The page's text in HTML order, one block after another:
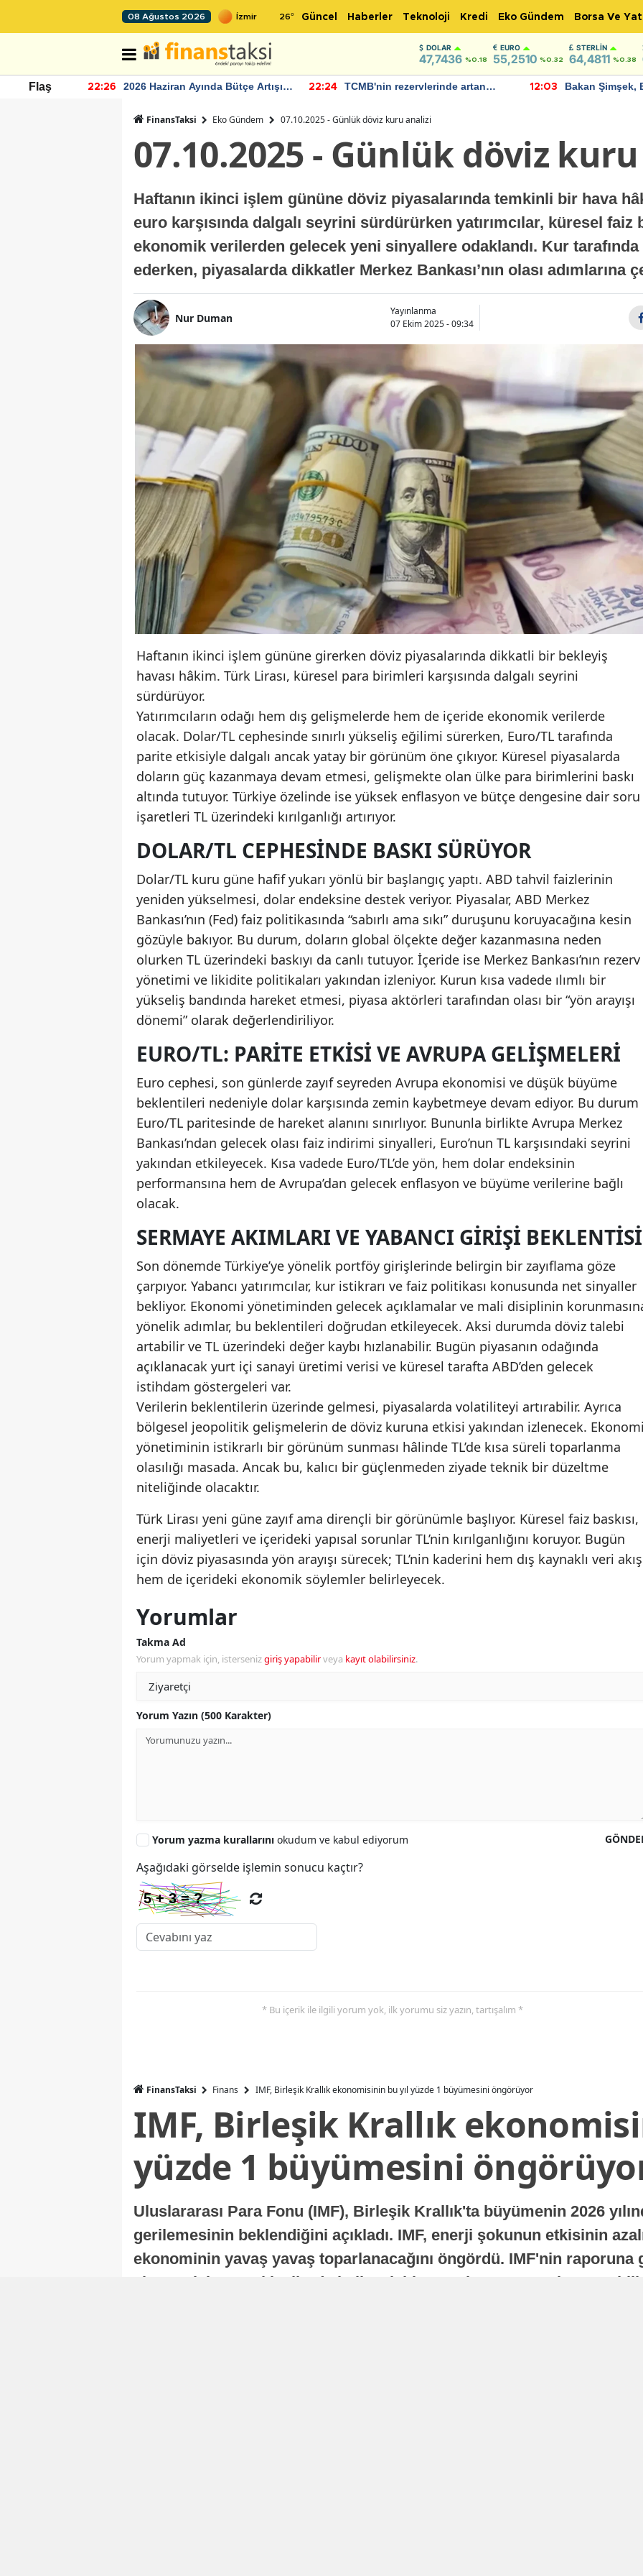
08 Ağustos 2026 26° Güncel Haberler Teknoloji Kredi Eko Gündem Borsa Ve
DOLAR
47,7436 %0.18
EURO
55,2510 %0.32
STERLIN
64,4811 %0.38
Flaş 22:26
2026 Haziran Ayında Bütçe Artışı
22:24
TCMB'nin rezervlerinde artan
12:03
Bakan Şimşek,
FinansTaksi Eko Gündem 07.10.2025 - Günlük döviz kuru analizi
07.10.2025 - Günlük döviz
Haftanın ikinci işlem gününe döviz piyasalarında temkinli bir hava
euro karşısında dalgalı seyrini sürdürürken yatırımcılar, küresel
ekonomik verilerden gelecek yeni sinyallere odaklandı. Kur tarafında
ederken, piyasalarda dikkatler Merkez Bankası’nın olası adımlarına
Nur Duman
Yayınlanma
07 Ekim 2025 - 09:34
Haftanın ikinci işlem gününe girerken döviz piyasalarında dikkatli bir bekleyiş
havası hâkim. Türk Lirası, küresel para birimleri karşısında dalgalı seyrini
sürdürüyor.
Yatırımcıların odağı hem dış gelişmelerde hem de içeride ekonomik verilerde
olacak. Dolar/TL cephesinde sınırlı yükseliş eğilimi sürerken, Euro/TL tarafında
parite etkisiyle dalgalı ancak yatay bir görünüm öne çıkıyor. Küresel piyasalarda
doların güç kazanmaya devam etmesi, gelişmekte olan ülke para birimlerini baskı
altında tutuyor. Türkiye özelinde ise yüksek enflasyon ve bütçe dengesine dair soru
işaretleri TL üzerindeki kırılganlığı artırıyor.
DOLAR/TL CEPHESINDE BASKI SÜRÜYOR
Dolar/TL kuru güne hafif yukarı yönlü bir başlangıç yaptı. ABD tahvil faizlerinin
yeniden yükselmesi, dolar endeksine destek veriyor. Piyasalar, ABD Merkez
Bankası’nın (Fed) faiz politikasında “sabırlı ama sıkı” duruşunu koruyacağına kesin
gözüyle bakıyor. Bu durum, doların global ölçekte değer kazanmasına neden
olurken TL üzerindeki baskıyı da canlı tutuyor. İçeride ise Merkez Bankası’nın rezerv
yönetimi ve likidite politikaları yakından izleniyor. Kurun kısa vadede ılımlı bir
yükseliş bandında hareket etmesi, piyasa aktörleri tarafından olası bir “yön arayışı
dönemi” olarak değerlendiriliyor.
EURO/TL: PARITE ETKISI VE AVRUPA GELIŞMELERI
Euro cephesi, son günlerde zayıf seyreden Avrupa ekonomisi ve düşük büyüme
beklentileri nedeniyle dolar karşısında zemin kaybetmeye devam ediyor. Bu durum
Euro/TL paritesinde de hareket alanını sınırlıyor. Bununla birlikte Avrupa Merkez
Bankası’ndan gelecek olası faiz indirimi sinyalleri, Euro’nun TL karşısındaki seyrini
yakından etkileyecek. Kısa vadede Euro/TL’de yön, hem dolar endeksinin
performansına hem de Avrupa’dan gelecek enflasyon ve büyüme verilerine bağlı
olacak.
SERMAYE AKIMLARI VE YABANCI GIRIŞI BEKLENTISI
Son dönemde Türkiye’ye yönelik portföy girişlerinde belirgin bir zayıflama göze
çarpıyor. Yabancı yatırımcılar, kur istikrarı ve faiz politikası konusunda net sinyaller
bekliyor. Ekonomi yönetiminden gelecek açıklamalar ve mali disiplinin
yönelik adımlar, bu beklentileri doğrudan etkileyecek. Aksi durumda döviz talebi
artabilir ve TL üzerindeki değer kaybı hızlanabilir. Bugün piyasanın odağında
açıklanacak yurt içi sanayi üretimi verisi ve küresel tarafta ABD’den gelecek
istihdam göstergeleri var.
Verilerin beklentilerin üzerinde gelmesi, piyasalarda volatiliteyi artırabilir. Ayrıca
bölgesel jeopolitik gelişmelerin de döviz kuruna etkisi yakından izlenecek.
yönetiminin istikrarlı bir görünüm sunması hâlinde TL’de kısa süreli toparlanma
olasılığı masada. Ancak bu, kalıcı bir güçlenmeden ziyade teknik bir düzeltme
niteliğinde olacaktır.
Türk Lirası yeni güne zayıf ama dirençli bir görünümle başlıyor. Küresel faiz baskısı,
enerji maliyetleri ve içerideki yapısal sorunlar TL’nin kırılganlığını koruyor. Bugün
için döviz piyasasında yön arayışı sürecek; TL’nin kaderini hem dış kaynaklı veri
hem de içerideki ekonomik söylemler belirleyecek.
Yorumlar
Takma Ad
Yorum yapmak için, istersenizgiriş yapabilirveya kayıt olabilirsiniz.
Yorum Yazın (500 Karakter)
Yorum yazma kurallarını okudum ve kabul ediyorum
Aşağıdaki görselde işlemin sonucu kaçtır?
* Bu içerik ile ilgili yorum yok, ilk yorumu siz yazın, tartışalım *
FinansTaksi Finans IMF, Birleşik Krallık ekonomisinin bu yıl yüzde 1 büyümesini öngörüyor
IMF, Birleşik Krallık
yüzde 1 büyümesini
Uluslararası Para Fonu (IMF), Birleşik Krallık'ta büyümenin 2026
gerilemesinin beklendiğini açıkladı. IMF, enerji şokunun etkisinin
ekonominin yavaş yavaş toparlanacağını öngördü. IMF'nin raporuna
ekonomisi, sonraki yıllarda istikrarlı bir toparlanma süreci